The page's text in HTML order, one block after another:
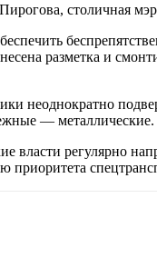
столичная
разметка и
неоднократно
— металлические.
власти регулярно
приоритета